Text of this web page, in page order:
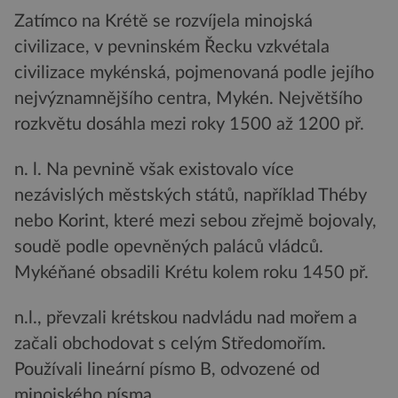
Zatímco na Krétě se rozvíjela minojská
civilizace, v pevninském Řecku vzkvétala
civilizace mykénská, pojmenovaná podle jejího
nejvýznamnějšího centra, Mykén. Největšího
rozkvětu dosáhla mezi roky 1500 až 1200 př.
n. l. Na pevnině však existovalo více
nezávislých městských států, například Théby
nebo Korint, které mezi sebou zřejmě bojovaly,
soudě podle opevněných paláců vládců.
Mykéňané obsadili Krétu kolem roku 1450 př.
n.l., převzali krétskou nadvládu nad mořem a
začali obchodovat s celým Středomořím.
Používali lineární písmo B, odvozené od